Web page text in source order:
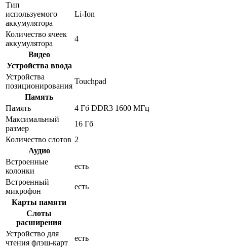
Тип
используемого
аккумулятора
Li-Ion
Количество ячеек
аккумулятора
4
Видео
Устройства ввода
Устройства
позиционирования
Touchpad
Память
Память
4 Гб DDR3 1600 МГц
Максимальный
размер
16 Гб
Количество слотов 2
Аудио
Встроенные
колонки
есть
Встроенный
микрофон
есть
Карты памяти
Слоты
расширения
Устройство для
чтения флэш-карт
есть